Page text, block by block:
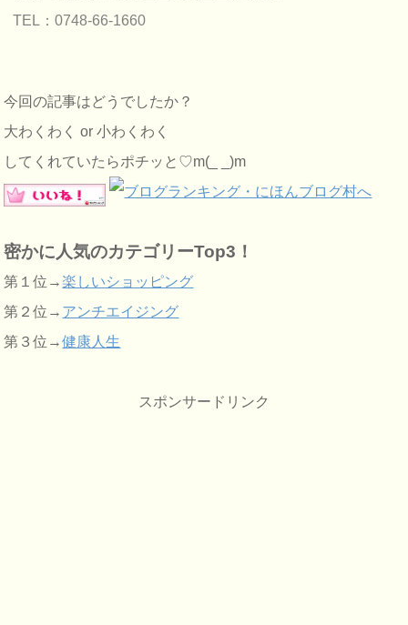
TEL：0748-66-1660
今回の記事はどうでしたか？
大わくわく or 小わくわく
してくれていたらポチッと♡m(_ _)m
密かに人気のカテゴリーTop3！
第１位→楽しいショッピング
第２位→ アンチエイジング
第３位→健康人生
スポンサードリンク